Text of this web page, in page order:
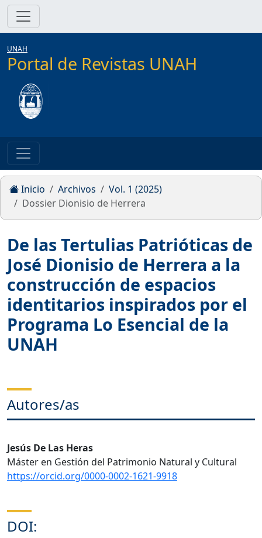
UNAH
Portal de Revistas UNAH
Inicio Archivos
Vol. 1 (2025)
Dossier Dionisio de Herrera
De las Tertulias Patrióticas de
José Dionisio de Herrera a la
construcción de espacios
identitarios inspirados por el
Programa Lo Esencial de la
UNAH
Autores/as
Jesús De Las Heras
Máster en Gestión del Patrimonio Natural y Cultural
https://orcid.org/0000-0002-1621-9918
DOI: